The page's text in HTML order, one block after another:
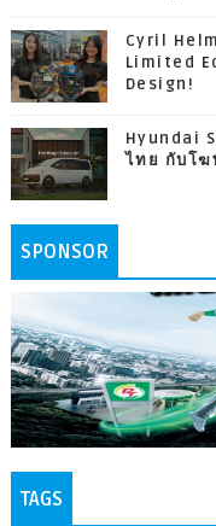
Cyril
Limited
Design!
Hyundai
ไทย กับโฆ
SPONSOR
TAGS